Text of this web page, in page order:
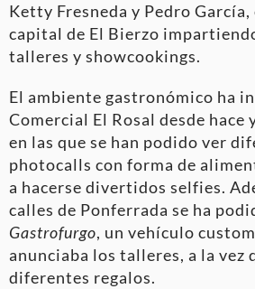
Ketty Fresneda y Pedro García,
capital de El Bierzo
talleres y showcookings.
El ambiente gastronómico ha
Comercial El Rosal desde hace
en las que se han podido ver
photocalls con forma de
a hacerse divertidos selfies.
calles de Ponferrada se ha
Gastrofurgo, un vehículo
anunciaba los talleres, a la vez
diferentes regalos.